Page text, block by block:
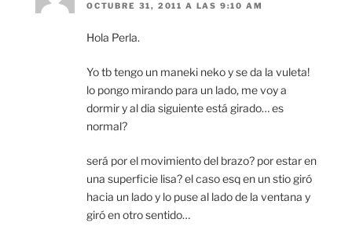
OCTUBRE 31, 2011 A LAS 9:10 AM
Hola Perla.
Yo tb tengo un maneki neko y se da la vuleta!
lo pongo mirando para un lado, me voy a
dormir y al dia siguiente está girado… es
normal?
será por el movimiento del brazo? por estar en
una superficie lisa? el caso esq en un stio giró
hacia un lado y lo puse al lado de la ventana y
giró en otro sentido…